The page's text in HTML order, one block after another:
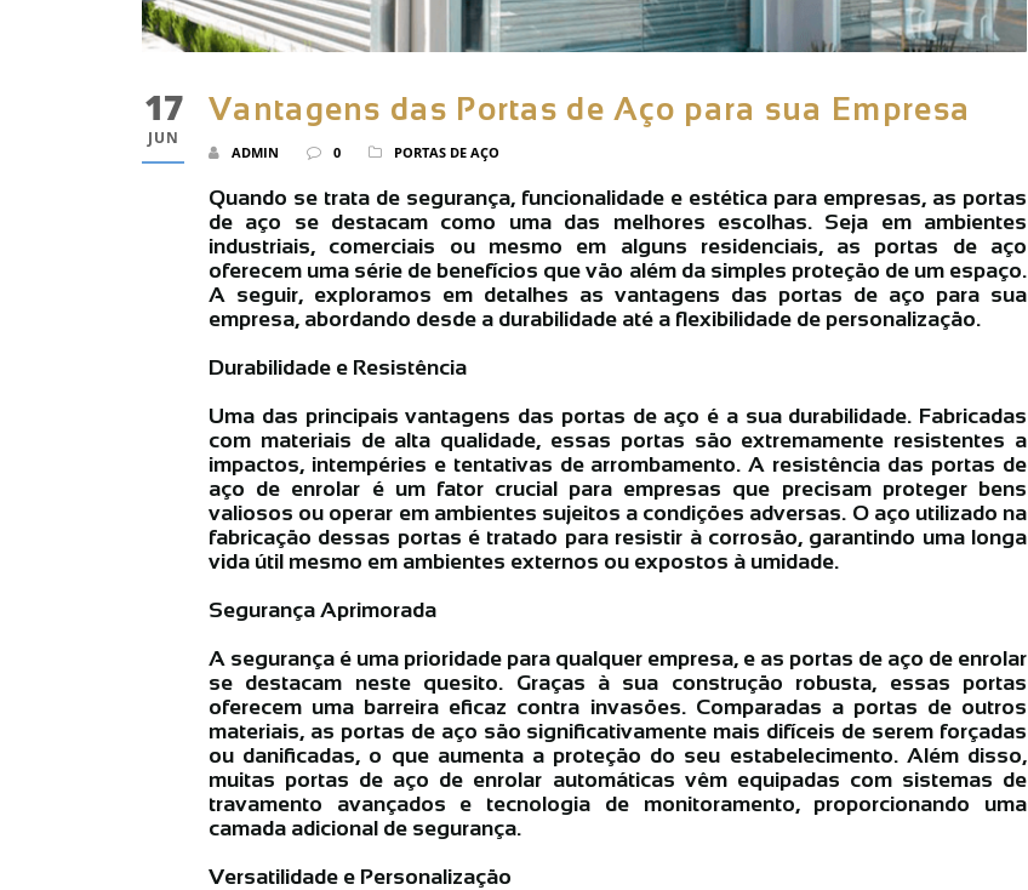
17
JUN
Vantagens das Portas de Aço para sua Empresa
ADMIN 0 PORTAS DE AÇO
Quando se trata de segurança, funcionalidade e estética para empresas, as portas
de aço se destacam como uma das melhores escolhas. Seja em ambientes
industriais, comerciais ou mesmo em alguns residenciais, as portas de aço
oferecem uma série de benefícios que vão além da simples proteção de um espaço.
A seguir, exploramos em detalhes as vantagens das portas de aço para sua
empresa, abordando desde a durabilidade até a flexibilidade de personalização.
Durabilidade e Resistência
Uma das principais vantagens das portas de aço é a sua durabilidade. Fabricadas
com materiais de alta qualidade, essas portas são extremamente resistentes a
impactos, intempéries e tentativas de arrombamento. A resistência das portas de
aço de enrolar é um fator crucial para empresas que precisam proteger bens
valiosos ou operar em ambientes sujeitos a condições adversas. O aço utilizado na
fabricação dessas portas é tratado para resistir à corrosão, garantindo uma longa
vida útil mesmo em ambientes externos ou expostos à umidade.
Segurança Aprimorada
A segurança é uma prioridade para qualquer empresa, e as portas de aço de enrolar
se destacam neste quesito. Graças à sua construção robusta, essas portas
oferecem uma barreira eficaz contra invasões. Comparadas a portas de outros
materiais, as portas de aço são significativamente mais difíceis de serem forçadas
ou danificadas, o que aumenta a proteção do seu estabelecimento. Além disso,
muitas portas de aço de enrolar automáticas vêm equipadas com sistemas de
travamento avançados e tecnologia de monitoramento, proporcionando uma
camada adicional de segurança.
Versatilidade e Personalização